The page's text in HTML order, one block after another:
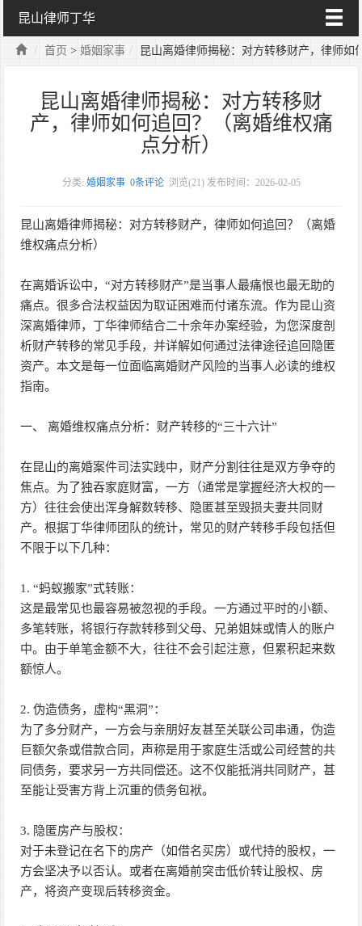
昆山律师丁华
首页 >婚姻家事 昆山离婚律师揭秘：对方转移财产，律师如
昆山离婚律师揭秘：对方转移财
产，律师如何追回？（离婚维权痛
点分析）
分类: 婚姻家事 0条评论 浏览(21) 发布时间：2026-02-05
昆山离婚律师揭秘：对方转移财产，律师如何追回？（离婚
维权痛点分析）
在离婚诉讼中，“对方转移财产”是当事人最痛恨也最无助的
痛点。很多合法权益因为取证困难而付诸东流。作为昆山资
深离婚律师，丁华律师结合二十余年办案经验，为您深度剖
析财产转移的常见手段，并详解如何通过法律途径追回隐匿
资产。本文是每一位面临离婚财产风险的当事人必读的维权
指南。
一、 离婚维权痛点分析：财产转移的“三十六计”
在昆山的离婚案件司法实践中，财产分割往往是双方争夺的
焦点。为了独吞家庭财富，一方（通常是掌握经济大权的一
方）往往会使出浑身解数转移、隐匿甚至毁损夫妻共同财
产。根据丁华律师团队的统计，常见的财产转移手段包括但
不限于以下几种：
1. “蚂蚁搬家”式转账：
这是最常见也最容易被忽视的手段。一方通过平时的小额、
多笔转账，将银行存款转移到父母、兄弟姐妹或情人的账户
中。由于单笔金额不大，往往不会引起注意，但累积起来数
额惊人。
2. 伪造债务，虚构“黑洞”：
为了多分财产，一方会与亲朋好友甚至关联公司串通，伪造
巨额欠条或借款合同，声称是用于家庭生活或公司经营的共
同债务，要求另一方共同偿还。这不仅能抵消共同财产，甚
至能让受害方背上沉重的债务包袱。
3. 隐匿房产与股权：
对于未登记在名下的房产（如借名买房）或代持的股权，一
方会坚决予以否认。或者在离婚前突击低价转让股权、房
产，将资产变现后转移资金。